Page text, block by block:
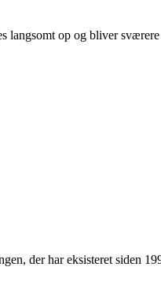
langsomt op og bliver
der har eksisteret siden